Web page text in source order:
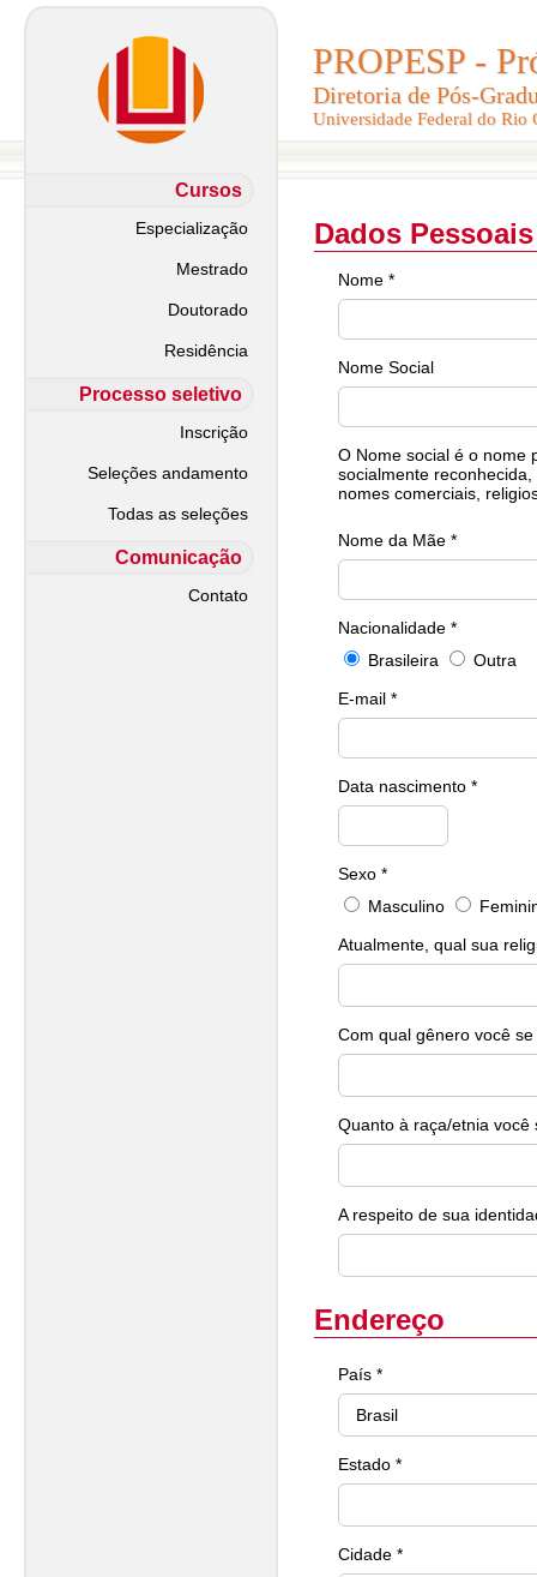
PROPESP -
Diretoria de Pós-
Universidade Federal do Rio
PROPESP -
Diretoria de Pós-
Universidade Federal do Rio
Cursos
Especialização
Mestrado
Doutorado
Residência
Processo seletivo
Inscrição
Seleções andamento
Todas as seleções
Comunicação
Contato
Dados Pessoais
Nome *
Nome Social
O Nome social é o nome
socialmente
nomes comerciais,
Nome da Mãe *
Nacionalidade *
Brasileira
Outra
E-mail *
Data nascimento *
Sexo *
Masculino
Atualmente, qual sua
Com qual gênero você
Quanto à raça/etnia você
A respeito de sua
Endereço
País *
Estado *
Cidade *